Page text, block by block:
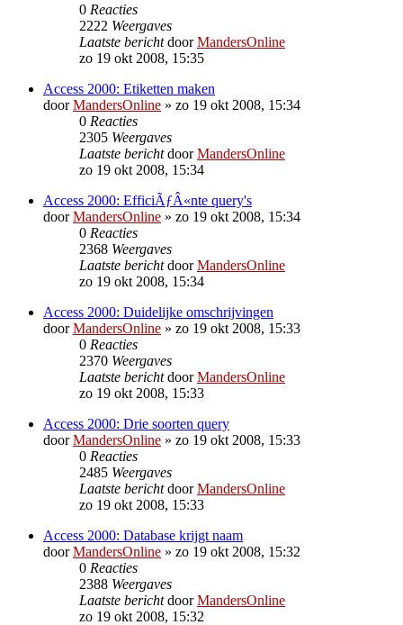
0 Reacties
2222 Weergaves
Laatste berichtdoorMandersOnline
zo 19 okt 2008, 15:35
Access 2000: Etiketten maken
doorMandersOnline » zo 19 okt 2008, 15:34
0 Reacties
2305 Weergaves
Laatste berichtdoorMandersOnline
zo 19 okt 2008, 15:34
Access 2000: EfficiÃƒÂ«nte query's
doorMandersOnline » zo 19 okt 2008, 15:34
0 Reacties
2368 Weergaves
Laatste berichtdoorMandersOnline
zo 19 okt 2008, 15:34
Access 2000: Duidelijke omschrijvingen
doorMandersOnline » zo 19 okt 2008, 15:33
0 Reacties
2370 Weergaves
Laatste berichtdoorMandersOnline
zo 19 okt 2008, 15:33
Access 2000: Drie soorten query
doorMandersOnline » zo 19 okt 2008, 15:33
0 Reacties
2485 Weergaves
Laatste berichtdoorMandersOnline
zo 19 okt 2008, 15:33
Access 2000: Database krijgt naam
doorMandersOnline » zo 19 okt 2008, 15:32
0 Reacties
2388 Weergaves
Laatste berichtdoorMandersOnline
zo 19 okt 2008, 15:32